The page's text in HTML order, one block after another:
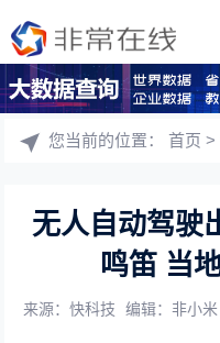
您当前的位置：首页 >
无人自动驾驶
鸣笛 当
来源：快科技 编辑：非小米